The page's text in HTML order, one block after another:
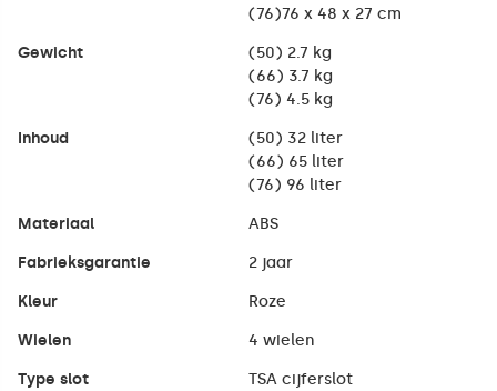
(76)76 x 48 x 27 cm
Gewicht
(50) 2.7 kg
(66) 3.7 kg
(76) 4.5 kg
Inhoud
(50) 32 liter
(66) 65 liter
(76) 96 liter
Materiaal ABS
Fabrieksgarantie 2 jaar
Kleur Roze
Wielen 4 wielen
Type slot TSA cijferslot